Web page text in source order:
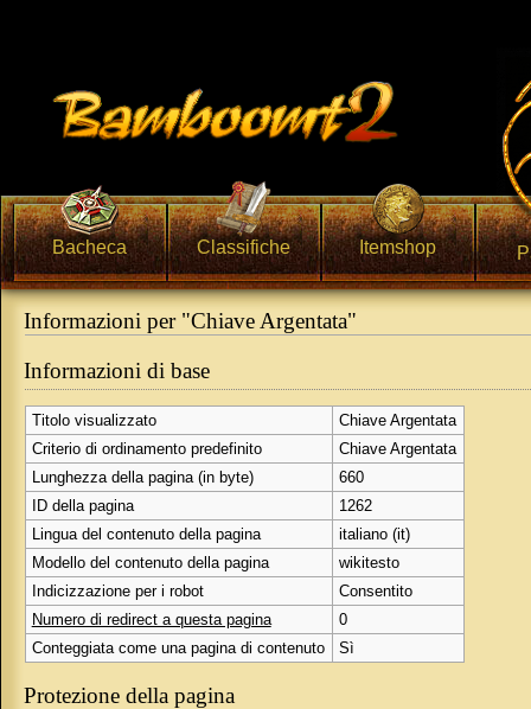
Bacheca Classifiche Itemshop
Informazioni per "Chiave Argentata"
Informazioni di base
Titolo visualizzato
Chiave Argentata
Criterio di ordinamento predefinito
Chiave Argentata
Lunghezza della pagina (in byte)
660
ID della pagina
1262
Lingua del contenuto della pagina
italiano (it)
Modello del contenuto della pagina
wikitesto
Indicizzazione per i robot
Consentito
Numero di redirect a questa pagina
0
Conteggiata come una pagina di contenuto
Sì
Protezione della pagina